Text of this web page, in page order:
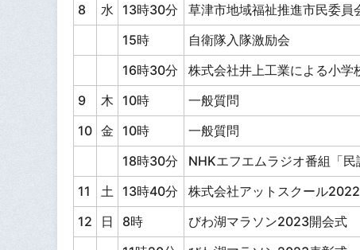
8
水 13時30分 草津市地域福祉推進市民委員
15時
自衛隊入隊激励会
16時30分
株式会社井上工業による小
9
木 10時 一般質問
10 金 10時 一般質問
18時30分
NHKエフエムラジオ番組「民
11
土 13時40分 株式会社アットスクール2022
12
日 8時 びわ湖マラソン2023開会式